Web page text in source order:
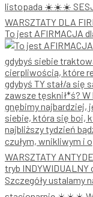
To jest AFIRMACJA